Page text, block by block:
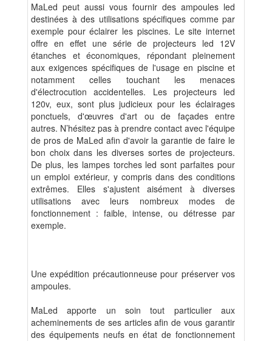
MaLed peut aussi vous fournir des ampoules led
destinées à des utilisations spécifiques comme par
exemple pour éclairer les piscines. Le site internet
offre en effet une série de projecteurs led 12V
étanches et économiques, répondant pleinement
aux exigences spécifiques de l'usage en piscine et
notamment celles touchant les menaces
d'électrocution accidentelles. Les projecteurs led
120v, eux, sont plus judicieux pour les éclairages
ponctuels, d'œuvres d'art ou de façades entre
autres. N’hésitez pas à prendre contact avec l'équipe
de pros de MaLed afin d'avoir la garantie de faire le
bon choix dans les diverses sortes de projecteurs.
De plus, les lampes torches led sont parfaites pour
un emploi extérieur, y compris dans des conditions
extrêmes. Elles s'ajustent aisément à diverses
utilisations avec leurs nombreux modes de
fonctionnement : faible, intense, ou détresse par
exemple.
Une expédition précautionneuse pour préserver vos
ampoules.
MaLed apporte un soin tout particulier aux
acheminements de ses articles afin de vous garantir
des équipements neufs en état de fonctionnement